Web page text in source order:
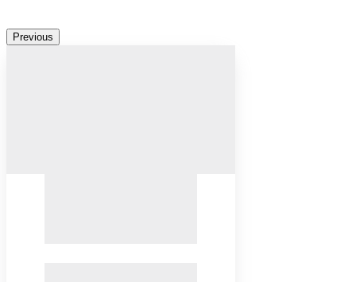
Previous